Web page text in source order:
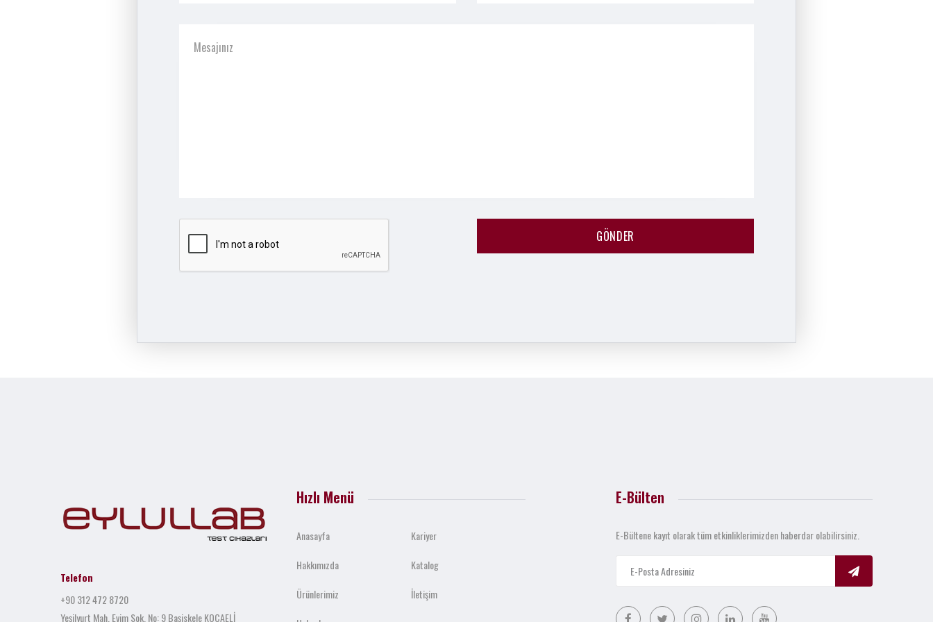
Telefon
+90 312 472 8720
Yeşilyurt Mah. Evim Sok. No: 9 Başiskele KOCAELİ
Hızlı Menü
Anasayfa
Hakkımızda
Ürünlerimiz
Kariyer
Katalog
İletişim
E-Bülten
E-Bültene kayıt olarak tüm etkinliklerimizden haberdar olabilirsiniz.